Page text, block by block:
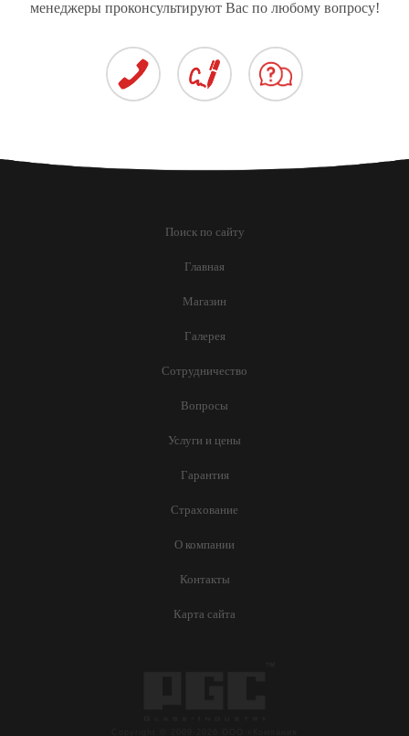
менеджеры проконсультируют Вас по любому вопросу!
Поиск по сайту
Главная
Магазин
Галерея
Сотрудничество
Вопросы
Услуги и цены
Гарантия
Страхование
О компании
Контакты
Карта сайта